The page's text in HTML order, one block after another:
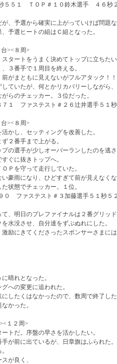
５５１ ＴＯＰ＃１０鈴木選手 ４６秒
が、予選から確実に上がっていけば問題
予選ヒートの組はＣ組となった。
><８周>
スタートをうまく決めてトップに立ちた
３番手で１周目を終える。
がまともに見えないがフルアタック！！
ていたが、何とかリカバリーしながら、
らのチェッカー。３位だった。
７１ ファステスト＃２６辻井選手５１
><８周>
かし、セッティングを改善した。
２番手まで上がる。
の選手が少しオーバーランしたのを逃
ぐに抜きトップへ。
Ｐを守って走行していた。
豪雨になり、ひどすぎて前が見えなく
状態でチェッカー。１位。
０ ファステスト＃３加藤選手５１秒５
、明日のプレファイナルは２番グリッ
水没させ、自分達をずぶぬれにした。
励にきてくださったスポンサーさまに
晴れとなった。
への変更に追われた。
したくはなかったので、数周で終了し
かった。
１２周>
トだ。序盤の早さを活かしたい。
が前に出ているが、日章旗はふられた。
が良く、